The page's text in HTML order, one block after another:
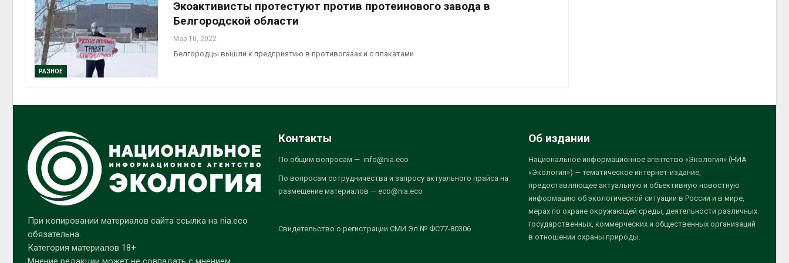
РАЗНОЕ
Экоактивисты протестуют против протеинового завода в
Белгородской области
Мар 10, 2022
Белгородцы вышли к предприятию в противогазах и с плакатами
При копировании материалов сайта ссылка на nia.eco
обязательна.
Категория материалов 18+
Контакты
По общим вопросам — info@nia.eco
По вопросам сотрудничества и запросу актуального прайса на
размещение материалов — eco@nia.eco
Свидетельство о регистрации СМИ Эл № ФС77-80306
Об издании
Национальное информационное агентство «Экология» (НИА
«Экология») — тематическое интернет-издание,
предоставляющее актуальную и объективную новостную
информацию об экологической ситуации в России и в мире,
мерах по охране окружающей среды, деятельности различных
государственных, коммерческих и общественных организаций
в отношении охраны природы.